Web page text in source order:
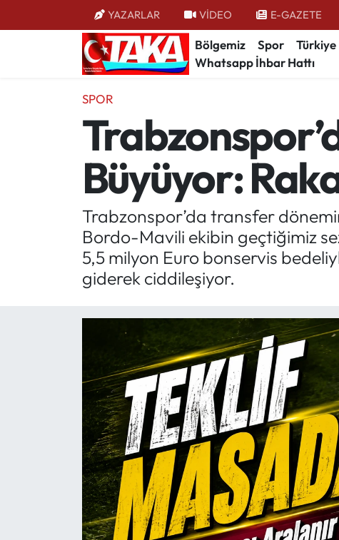
YAZARLAR VİDEO E-GAZETE
Bölgemiz Spor Türkiye
Whatsapp İhbar Hattı
SPOR
Büyüyor:
Trabzonspor’da transfer
Bordo-Mavili ekibin geçtiğimiz
5,5 milyon Euro bonservis
giderek ciddileşiyor.
Bölgemiz
Kültür/Sanat
Politik Kulis
Röportaj
Manşet
Köşe Yazıları
Karikatür Galeri
Trabzon Nöbetçi Eczaneler
Trabzon Trafik Yoğunluk Haritası
Süper Lig Puan Durumu ve Fikstür
Son Dakika Haberleri
Haber Arşivi